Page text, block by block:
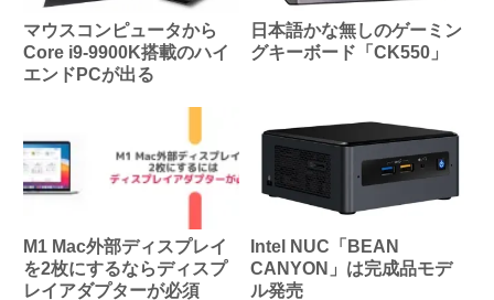
マウスコンピュータから
Core i9-9900K搭載のハイ
エンドPCが出る
日本語かな無しのゲーミン
グキーボード「CK550」
M1 Mac外部ディスプレイ
を2枚にするならディスプ
レイアダプターが必須
Intel NUC「BEAN
CANYON」は完成品モデ
ル発売